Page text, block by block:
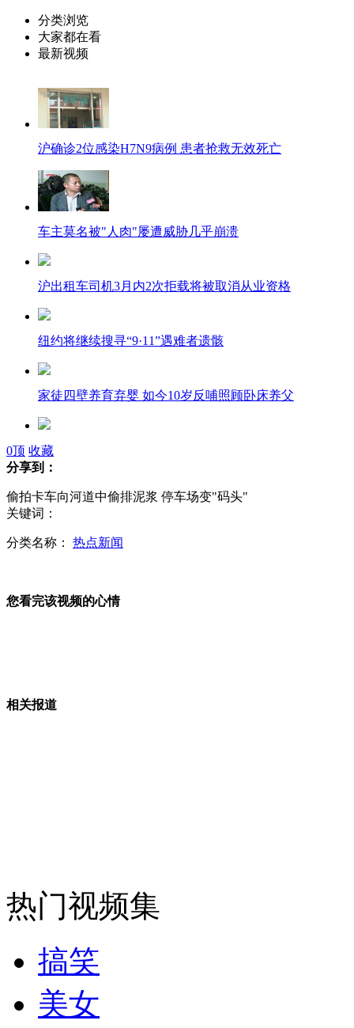
分类浏览
大家都在看
最新视频
沪确诊2位感染H7N9病例 患者抢救无效死亡
车主莫名被"人肉"屡遭威胁几乎崩溃
沪出租车司机3月内2次拒载将被取消从业资格
纽约将继续搜寻“9·11”遇难者遗骸
家徒四壁养育弃婴 如今10岁反哺照顾卧床养父
美素丽儿客服称暂无召回计划
爆笑外国电影战斗场面 堪比国产雷人抗日剧
女孩北京地铁殴打老人 痛下狠手拳打脚踢
无痛分娩是否安全 医生回应
外交部：反对强权政治霸凌主义
0顶 收藏
分享到：
偷拍卡车向河道中偷排泥浆 停车场变"码头"
关键词：
分类名称： 热点新闻
您看完该视频的心情
相关报道
热门视频集
搞笑
美女